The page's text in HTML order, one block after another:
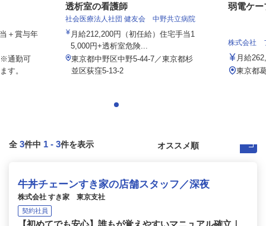
＋賞与年
通勤可
す。
透析室の看護師
社会医療法人社団 健友会 中野共立病院
月給212,200円（初任給）住宅手当1
5,000円+透析室危険...
東京都中野区中野5-44-7／東京都杉
並区荻窪5-13-2
弱電ケー
株式会社
月給
東京都
全 3件中 1 - 3件を表示
牛丼チェーンすき家の店舗スタッフ／深夜
株式会社 すき家 東京支社
契約社員
【初めてでも安心】誰もが覚えやすいマニュアル確立｜